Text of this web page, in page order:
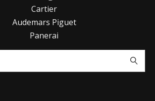
Cartier
Audemars Piguet
Panerai